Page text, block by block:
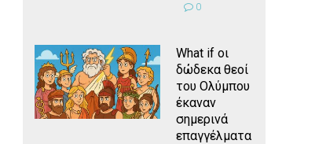
0
What if οι
δώδεκα θεοί
του Ολύμπου
έκαναν
σημερινά
επαγγέλματα